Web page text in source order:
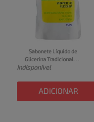
Sabonete Líquido de
Glicerina Tradicional
Granado Bebê Sachê 250ml
Indisponível
ADICIONAR